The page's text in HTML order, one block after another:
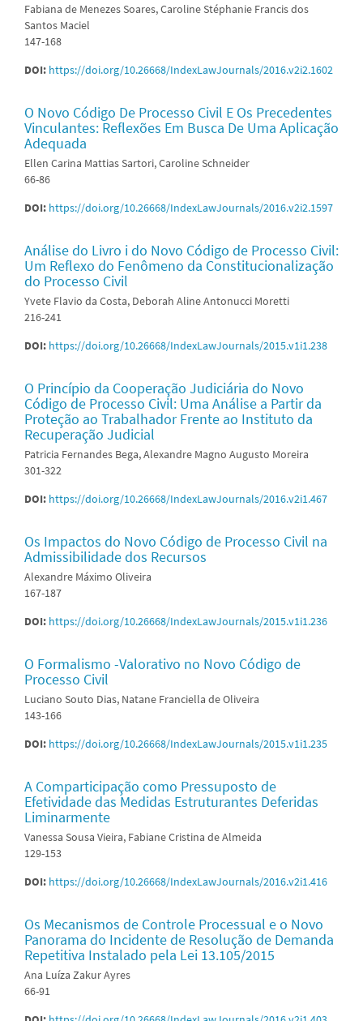
Fabiana de Menezes Soares, Caroline Stéphanie Francis dos
Santos Maciel
147-168
DOI: https://doi.org/10.26668/IndexLawJournals/2016.v2i2.1602
O Novo Código De Processo Civil E Os Precedentes
Vinculantes: Reflexões Em Busca De Uma Aplicação
Adequada
Ellen Carina Mattias Sartori, Caroline Schneider
66-86
DOI: https://doi.org/10.26668/IndexLawJournals/2016.v2i2.1597
Análise do Livro i do Novo Código de Processo Civil:
Um Reflexo do Fenômeno da Constitucionalização
do Processo Civil
Yvete Flavio da Costa, Deborah Aline Antonucci Moretti
216-241
DOI: https://doi.org/10.26668/IndexLawJournals/2015.v1i1.238
O Princípio da Cooperação Judiciária do Novo
Código de Processo Civil: Uma Análise a Partir da
Proteção ao Trabalhador Frente ao Instituto da
Recuperação Judicial
Patricia Fernandes Bega, Alexandre Magno Augusto Moreira
301-322
DOI: https://doi.org/10.26668/IndexLawJournals/2016.v2i1.467
Os Impactos do Novo Código de Processo Civil na
Admissibilidade dos Recursos
Alexandre Máximo Oliveira
167-187
DOI: https://doi.org/10.26668/IndexLawJournals/2015.v1i1.236
O Formalismo -Valorativo no Novo Código de
Processo Civil
Luciano Souto Dias, Natane Franciella de Oliveira
143-166
DOI: https://doi.org/10.26668/IndexLawJournals/2015.v1i1.235
A Comparticipação como Pressuposto de
Efetividade das Medidas Estruturantes Deferidas
Liminarmente
Vanessa Sousa Vieira, Fabiane Cristina de Almeida
129-153
DOI: https://doi.org/10.26668/IndexLawJournals/2016.v2i1.416
Os Mecanismos de Controle Processual e o Novo
Panorama do Incidente de Resolução de Demanda
Repetitiva Instalado pela Lei 13.105/2015
Ana Luíza Zakur Ayres
66-91